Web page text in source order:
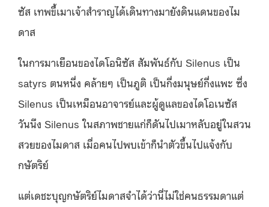
ซัส เทพขี้เมาเจ้าสำราญได้เดินทางมายังดินแดนของไม
ดาส
ในการมาเยือนของไดโอนิซัส สัมพันธ์กับ Silenus เป็น
satyrs ตนหนึ่ง คล้ายๆ เป็นภูติ เป็นกึ่งมนุษย์กึ่งแพะ ซึ่ง
Silenus เป็นเหมือนอาจารย์และผู้ดูแลของไดโอเนซัส
วันนึง Silenus ในสภาพชายแก่ก็ดันไปเมาหลับอยู่ในสวน
สวยของไมดาส เมื่อคนไปพบเข้าก็นำตัวขึ้นไปแจ้งกับ
กษัตริย์
แต่เดชะบุญกษัตริย์ไมดาสจำได้ว่านี่ไม่ใช่คนธรรมดาแต่